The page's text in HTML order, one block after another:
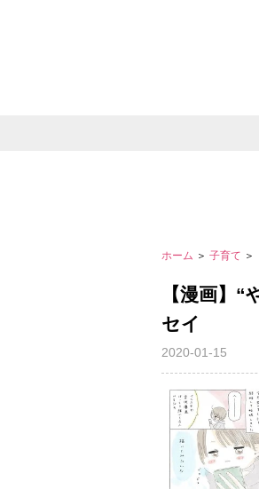
ホーム ＞ 子育て ＞
【漫画】
セイ
2020-01-15